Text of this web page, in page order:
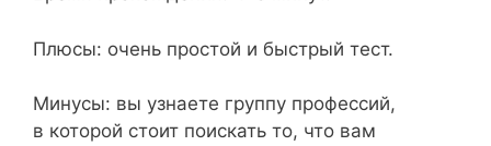
Плюсы: очень простой и быстрый тест.
Минусы: вы узнаете группу профессий,
в которой стоит поискать то, что вам